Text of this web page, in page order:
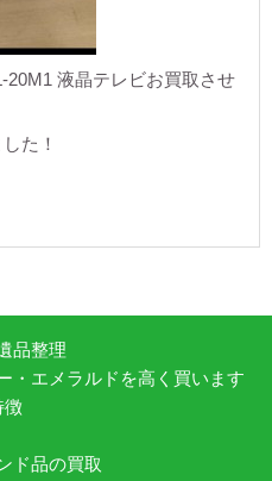
液晶テレビお買取させ
た！
品整理
・エメラルドを高く買います
徴
ド品の買取